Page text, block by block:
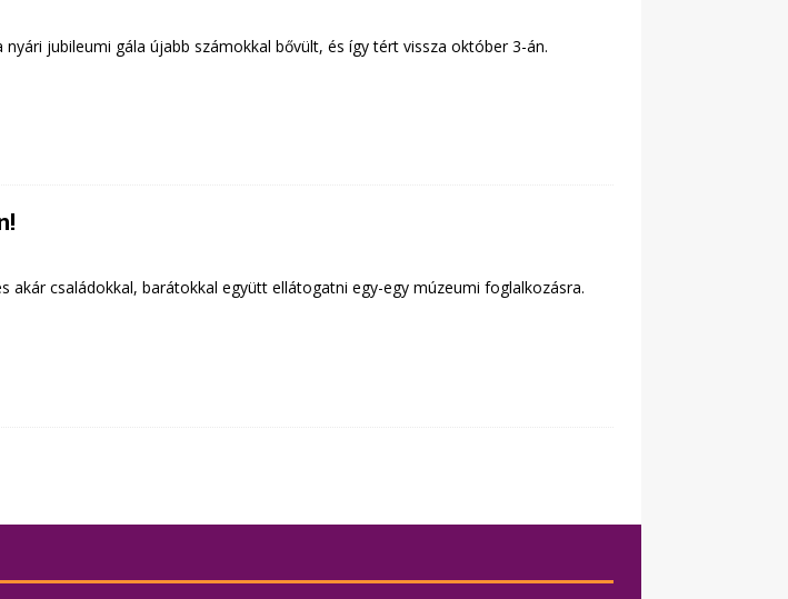
nyári jubileumi gála újabb számokkal bővült, és így tért vissza október 3-án.
akár családokkal, barátokkal együtt ellátogatni egy-egy múzeumi foglalkozásra.